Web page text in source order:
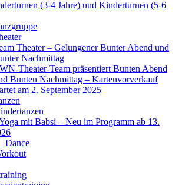
(3-4 Jahre) und Kinderturnen (5-6
Theater – Gelungener Bunter Abend und
Nachmittag
Theater-Team präsentiert Bunten Abend
Bunten Nachmittag – Kartenvorverkauf
am 2. September 2025
mit Babsi – Neu im Programm ab 13.
Dance